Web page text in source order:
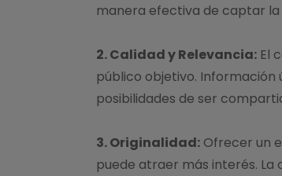
manera efectiva de captar la
2. Calidad y Relevancia: El
público objetivo.
posibilidades de ser
3. Originalidad: Ofrecer un
puede atraer más interés. La